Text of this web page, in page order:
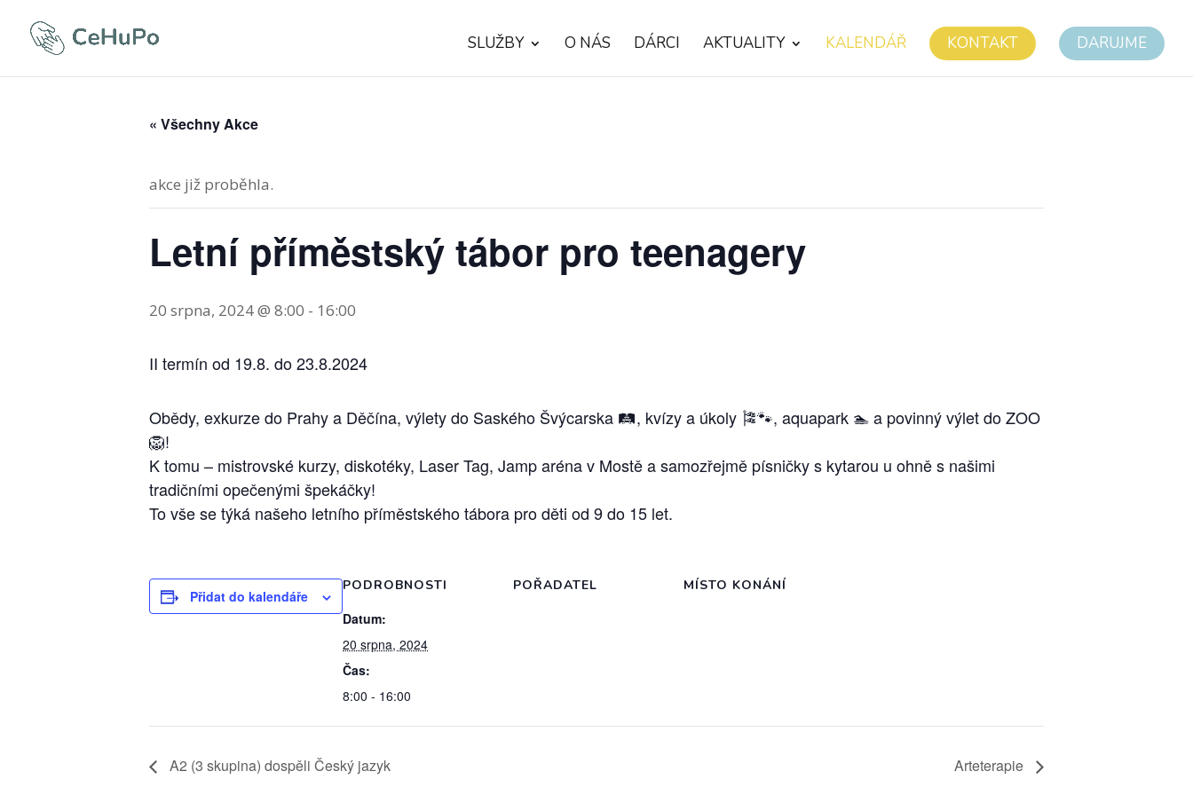
SLUŽBY O NÁS DÁRCI AKTUALITY KALENDÁŘ KONTAKT DARUJME
« Všechny Akce
akce již proběhla.
Letní příměstský tábor pro teenagery
20 srpna, 2024 @ 8:00 - 16:00
II termín od 19.8. do 23.8.2024
Obědy, exkurze do Prahy a Děčína, výlety do Saského Švýcarska 🛤️, kvízy a úkoly 🎏🐾, aquapark 🏊 a povinný výlet do ZOO
🦁!
K tomu – mistrovské kurzy, diskotéky, Laser Tag, Jamp aréna v Mostě a samozřejmě písničky s kytarou u ohně s našimi
tradičními opečenými špekáčky!
To vše se týká našeho letního příměstského tábora pro děti od 9 do 15 let.
Přidat do kalendáře
PODROBNOSTI
Datum:
20 srpna, 2024
Čas:
8:00 - 16:00
POŘADATEL MÍSTO KONÁNÍ
A2 (3 skupina) dospěli Český jazyk Arteterapie